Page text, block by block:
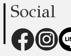
Social